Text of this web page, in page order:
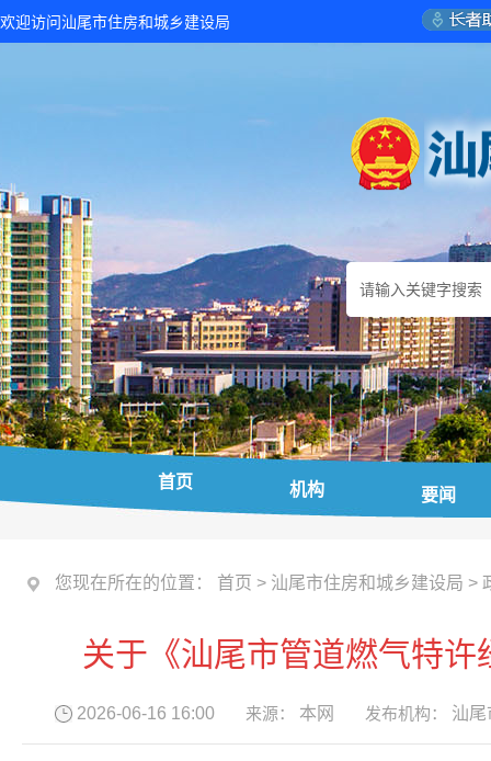
欢迎访问汕尾市住房和城乡建设局
首页 机构 要闻
您现在所在的位置： 首页 > 汕尾市住房和城乡建设局 >
关于《汕尾市管道燃气特
2026-06-16 16:00 来源： 本网 发布机构： 汕